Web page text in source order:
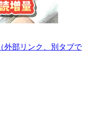
（外部リンク、別タブで